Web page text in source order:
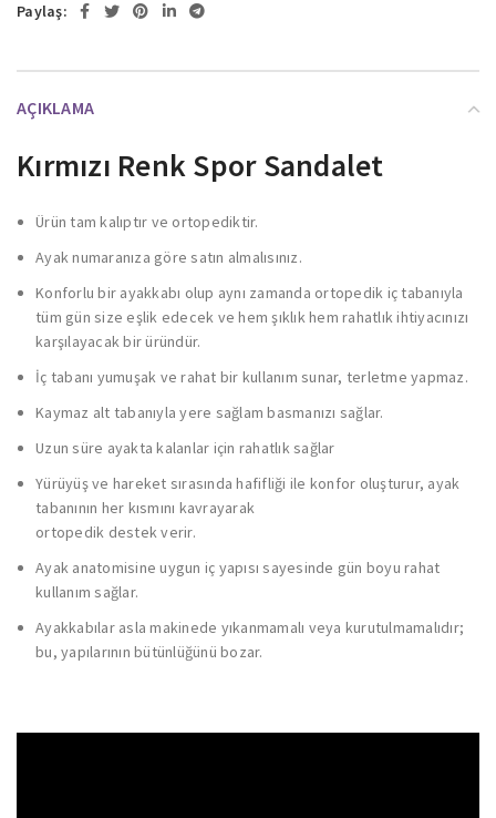
Paylaş:
AÇIKLAMA
Kırmızı Renk Spor Sandalet
Ürün tam kalıptır ve ortopediktir.
Ayak numaranıza göre satın almalısınız.
Konforlu bir ayakkabı olup aynı zamanda ortopedik iç tabanıyla
tüm gün size eşlik edecek ve hem şıklık hem rahatlık ihtiyacınızı
karşılayacak bir üründür.
İç tabanı yumuşak ve rahat bir kullanım sunar, terletme yapmaz.
Kaymaz alt tabanıyla yere sağlam basmanızı sağlar.
Uzun süre ayakta kalanlar için rahatlık sağlar
Yürüyüş ve hareket sırasında hafifliği ile konfor oluşturur, ayak
tabanının her kısmını kavrayarak
ortopedik destek verir.
Ayak anatomisine uygun iç yapısı sayesinde gün boyu rahat
kullanım sağlar.
Ayakkabılar asla makinede yıkanmamalı veya kurutulmamalıdır;
bu, yapılarının bütünlüğünü bozar.